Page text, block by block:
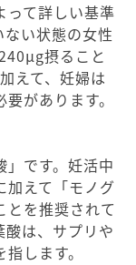
って詳しい基準
い状態の女性
摂ること
えて、妊婦は
があります。
です。妊活中
加えて「モノグ
を推奨されて
酸は、サプリや
します。